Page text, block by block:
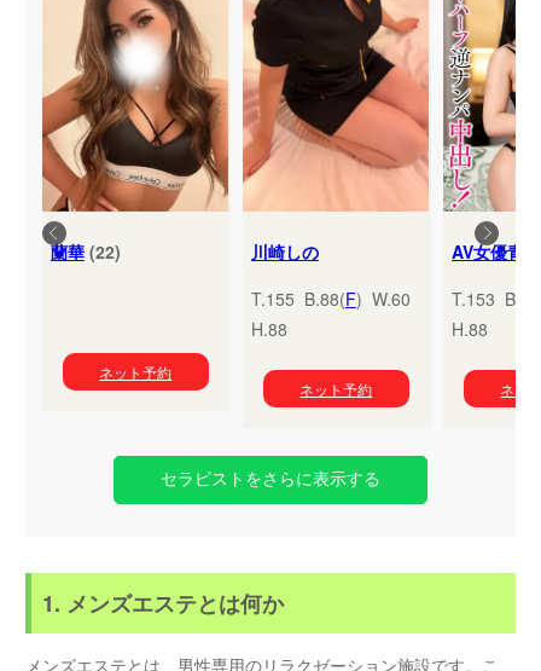
蘭華(22)
ネット予約
川崎しの
T.155 B.88(F) W.60
H.88
ネット予約
T.153
H.88
ネッ
セラピストをさらに表示する
1. メンズエステとは何か
メンズエステとは、男性専用のリラクゼーション施設です。こ